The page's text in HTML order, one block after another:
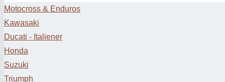
Motocross & Enduros
Kawasaki
Ducati - Italiener
Honda
Suzuki
Triumph